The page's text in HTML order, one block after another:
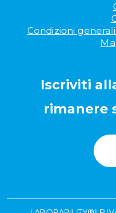
Condizioni
Iscriviti
rimanere